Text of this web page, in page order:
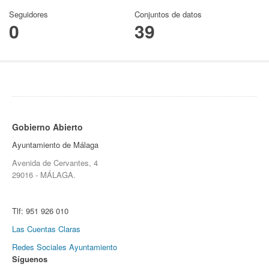
Seguidores
0
Conjuntos de datos
39
Gobierno Abierto
Ayuntamiento de Málaga
Avenida de Cervantes, 4
29016 - MÁLAGA.
Tlf: 951 926 010
Las Cuentas Claras
Redes Sociales Ayuntamiento
Síguenos